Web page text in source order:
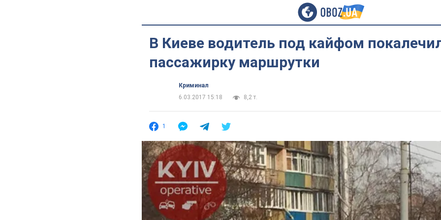
В Киеве водитель под кайфом
пассажирку маршрутки
Криминал
6.03.2017 15:18
8,2 т.
1